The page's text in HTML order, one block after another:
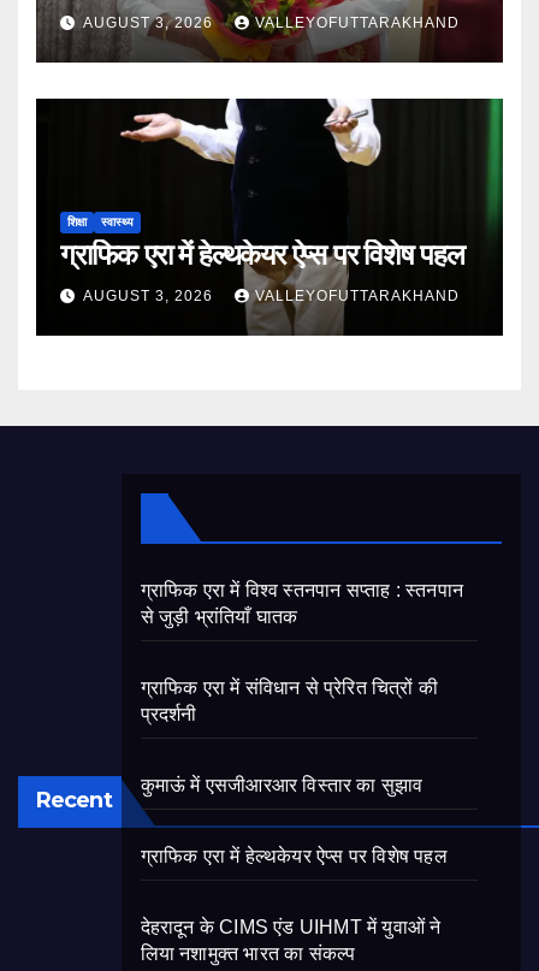
AUGUST 3, 2026 VALLEYOFUTTARAKHAND
शिक्षा स्वास्थ्य
ग्राफिक एरा में हेल्थकेयर ऐप्स पर विशेष पहल
AUGUST 3, 2026 VALLEYOFUTTARAKHAND
Recent
ग्राफिक एरा में विश्व स्तनपान सप्ताह : स्तनपान
से जुड़ी भ्रांतियाँ घातक
ग्राफिक एरा में संविधान से प्रेरित चित्रों की
प्रदर्शनी
कुमाऊं में एसजीआरआर विस्तार का सुझाव
ग्राफिक एरा में हेल्थकेयर ऐप्स पर विशेष पहल
देहरादून के CIMS एंड UIHMT में युवाओं ने
लिया नशामुक्त भारत का संकल्प